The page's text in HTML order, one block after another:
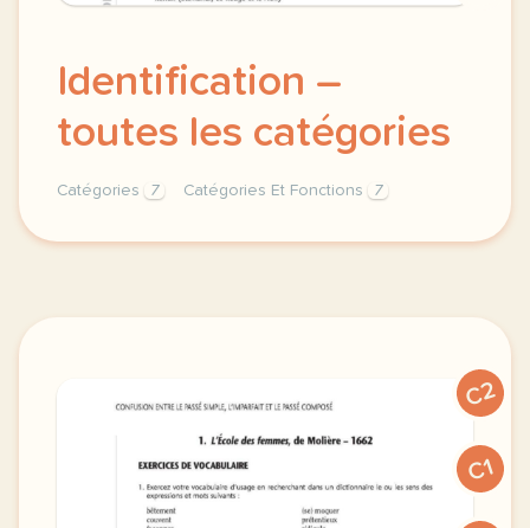
Identification –
toutes les catégories
Catégories 7 Catégories Et Fonctions 7
identification categories et fonctions toutes les
C2
C1